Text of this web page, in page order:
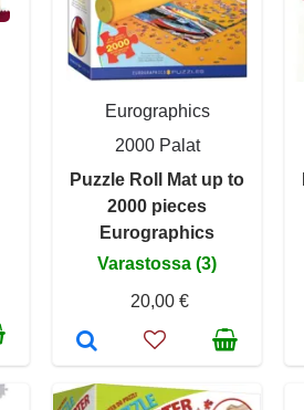
Eurographics
2000 Palat
Puzzle Roll Mat up to
2000 pieces
Eurographics
Varastossa (3)
20,00 €